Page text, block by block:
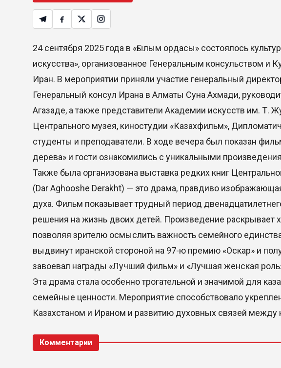
24 сентября 2025 года в «Ғылым ордасы» состоялось
искусства», организованное Генеральным консульством и
Иран. В мероприятии приняли участие генеральный
Генеральный консул Ирана в Алматы Суна Ахмади,
Агазаде, а также представители Академии искусств им. Т.
Центрального музея, киностудии «Казахфильм»,
студенты и преподаватели. В ходе вечера был показан
дерева» и гости ознакомились с уникальными
Также была организована выставка редких книг
(Dar Aghooshe Derakht) — это драма, правдиво
духа. Фильм показывает трудный период
решения на жизнь двоих детей. Произведение раскрывает
позволяя зрителю осмыслить важность семейного
выдвинут иранской стороной на 97-ю премию «Оскар» и
завоевал награды «Лучший фильм» и «Лучшая женская
Эта драма стала особенно трогательной и значимой для
семейные ценности. Мероприятие способствовало
Казахстаном и Ираном и развитию духовных связей между
Комментарии